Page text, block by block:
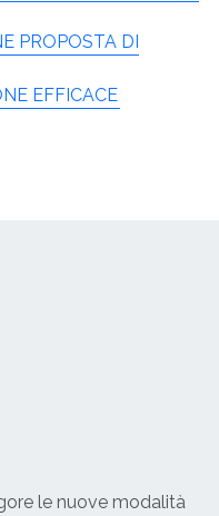
PROPOSTA DI
EFFICACE
le nuove modalità